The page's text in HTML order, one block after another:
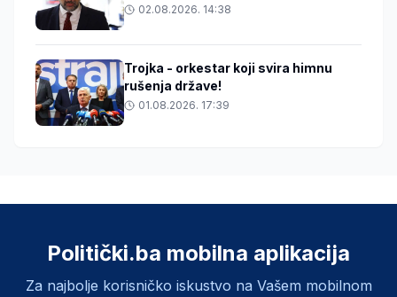
02.08.2026. 14:38
Trojka - orkestar koji svira himnu
rušenja države!
01.08.2026. 17:39
Politički.ba mobilna aplikacija
Za najbolje korisničko iskustvo na Vašem mobilnom